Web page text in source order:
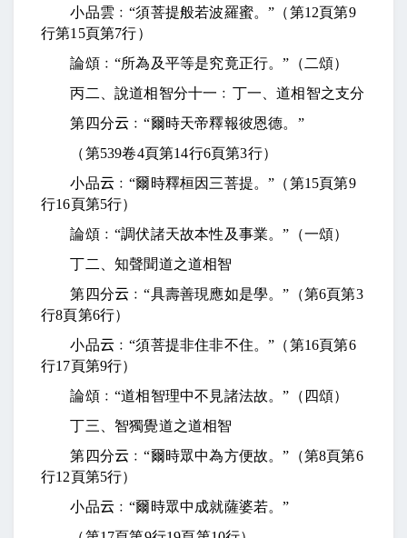
小品雲﹕“須菩提般若波羅蜜。”（第12頁第9
行第15頁第7行）
論頌﹕“所為及平等是究竟正行。”（二頌）
丙二、說道相智分十一﹕丁一、道相智之支分
第四分云 ﹕“爾時天帝釋報彼恩德。”
（第539卷4頁第14行6頁第3行）
小品云 ﹕“爾時釋桓因三菩提。”（第15頁第9
行16頁第5行）
論頌﹕“調伏諸天故本性及事業。”（一頌）
丁二、知聲聞道之道相智
第四分云 ﹕“具壽善現應如是學。”（第6頁第3
行8頁第6行）
小品云 ﹕“須菩提非住非不住。”（第16頁第6
行17頁第9行）
論頌﹕“道相智理中不見諸法故。”（四頌）
丁三、智獨覺道之道相智
第四分云 ﹕“爾時眾中為方便故。”（第8頁第6
行12頁第5行）
小品云 ﹕“爾時眾中成就薩婆若。”